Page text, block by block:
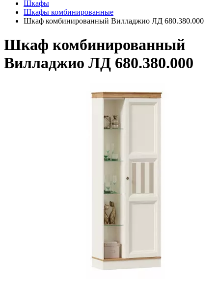
Шкафы
Шкафы комбинированные
Шкаф комбинированный Вилладжио ЛД 680.380.000
Шкаф комбинированный
Вилладжио ЛД 680.380.000